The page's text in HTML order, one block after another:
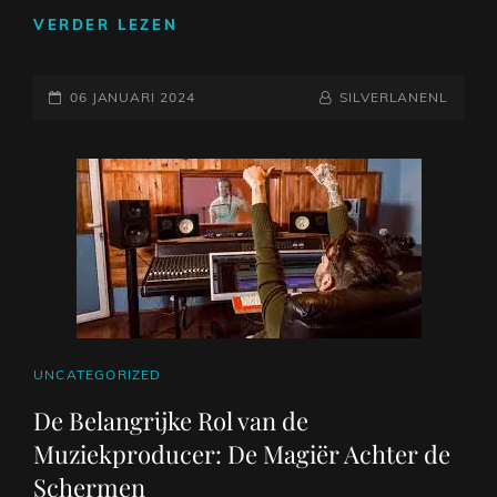
VERDER LEZEN
TRIO
IN
DRIE
STEMMEN
EN
INSTRUMENTEN
GEPLAATST
06 JANUARI 2024 NAAMREGEL
BYLINE
SILVERLANENL
CAT
UNCATEGORIZED
De Belangrijke Rol van de
Muziekproducer: De Magiër Achter de
Schermen